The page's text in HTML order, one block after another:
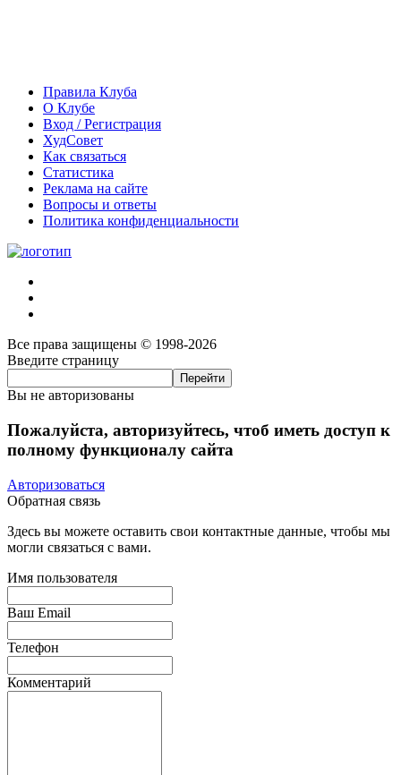
Правила Клуба
О Клубе
Вход / Регистрация
ХудСовет
Как связаться
Статистика
Реклама на сайте
Вопросы и ответы
Политика конфиденциальности
Все права защищены © 1998-2026
Введите страницу
Вы не авторизованы
Пожалуйста, авторизуйтесь, чтоб иметь доступ к
полному функционалу сайта
Авторизоваться
Обратная связь
Здесь вы можете оставить свои контактные данные, чтобы мы
могли связаться с вами.
Имя пользователя
Ваш Email
Телефон
Комментарий